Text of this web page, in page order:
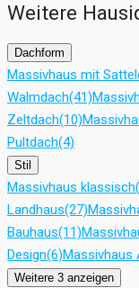
Weitere
Dachform
Massivhaus mit
Walmdach(41)
Zeltdach(10)
Pultdach(4)
Stil
Massivhaus klassisch
Landhaus(27)
Bauhaus(11)
Design(6)Massivhaus
Weitere 3 anzeigen